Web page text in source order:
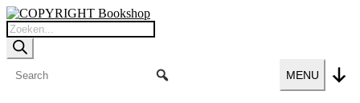
Ga
door
naar
navigatie
Ga
naar
de
inhoud
Producten
zoeken
MENU